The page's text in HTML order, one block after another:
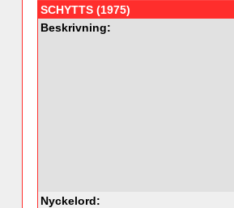
SCHYTTS (1975)
Beskrivning:
Nyckelord: